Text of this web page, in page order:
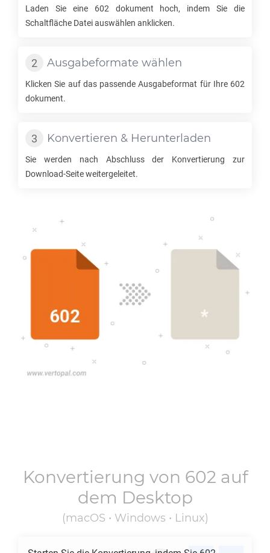
Laden Sie eine 602 dokument hoch, indem Sie die
Schaltfläche Datei auswählen anklicken.
Ausgabeformate wählen
Klicken Sie auf das passende Ausgabeformat für Ihre 602
dokument.
Konvertieren & Herunterladen
Sie werden nach Abschluss der Konvertierung zur
Download-Seite weitergeleitet.
Konvertierung von 602 auf
dem Desktop
(macOS • Windows • Linux)